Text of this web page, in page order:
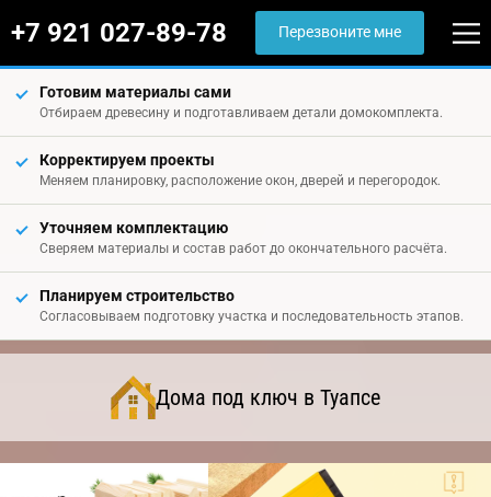
+7 921 027-89-78 Перезвоните мне
Готовим материалы сами
Отбираем древесину и подготавливаем детали домокомплекта.
Корректируем проекты
Меняем планировку, расположение окон, дверей и перегородок.
Уточняем комплектацию
Сверяем материалы и состав работ до окончательного расчёта.
Планируем строительство
Согласовываем подготовку участка и последовательность этапов.
Дома под ключ в Туапсе